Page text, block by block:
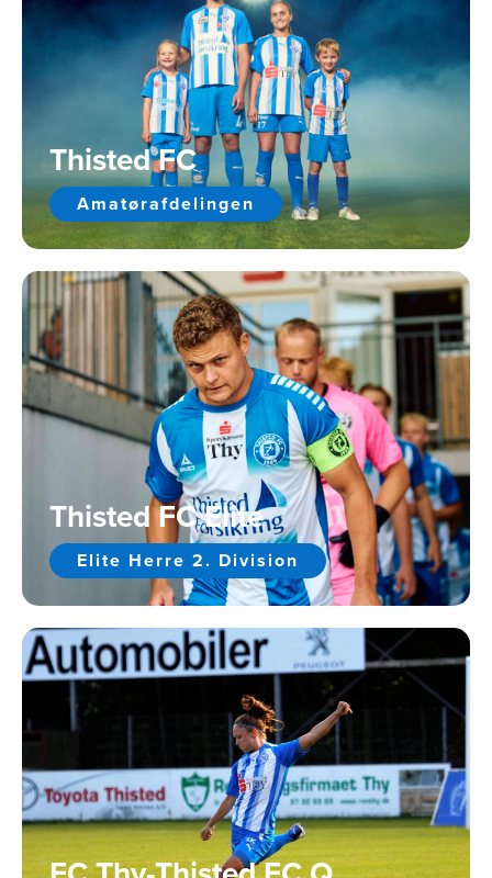
Thisted FC
Amatørafdelingen
Thisted FC Elite
Elite Herre 2. Division